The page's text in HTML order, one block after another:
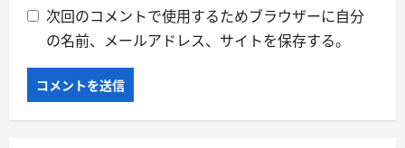
次回のコメントで使用するためブラウザーに自分
の名前、メールアドレス、サイトを保存する。